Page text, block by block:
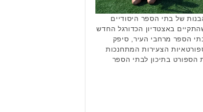
של בתי הספר היסודיים
באצטדיון הכדורגל החדש
הספר מרחבי העיר, סיפק
הצעירות המתחנכות
הספורט בתיכון לבתי הספר